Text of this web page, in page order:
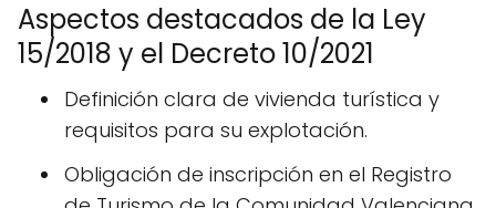
Aspectos destacados de la Ley
15/2018 y el Decreto 10/2021
Definición clara de vivienda turística y
requisitos para su explotación.
Obligación de inscripción en el Registro